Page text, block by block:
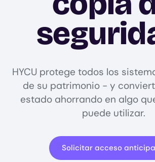
HYCU protege todos los
de su patrimonio - y
estado ahorrando en algo
puede utilizar.
Solicitar acceso